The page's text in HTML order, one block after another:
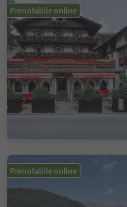
Prenotabile online
Prenotabile online